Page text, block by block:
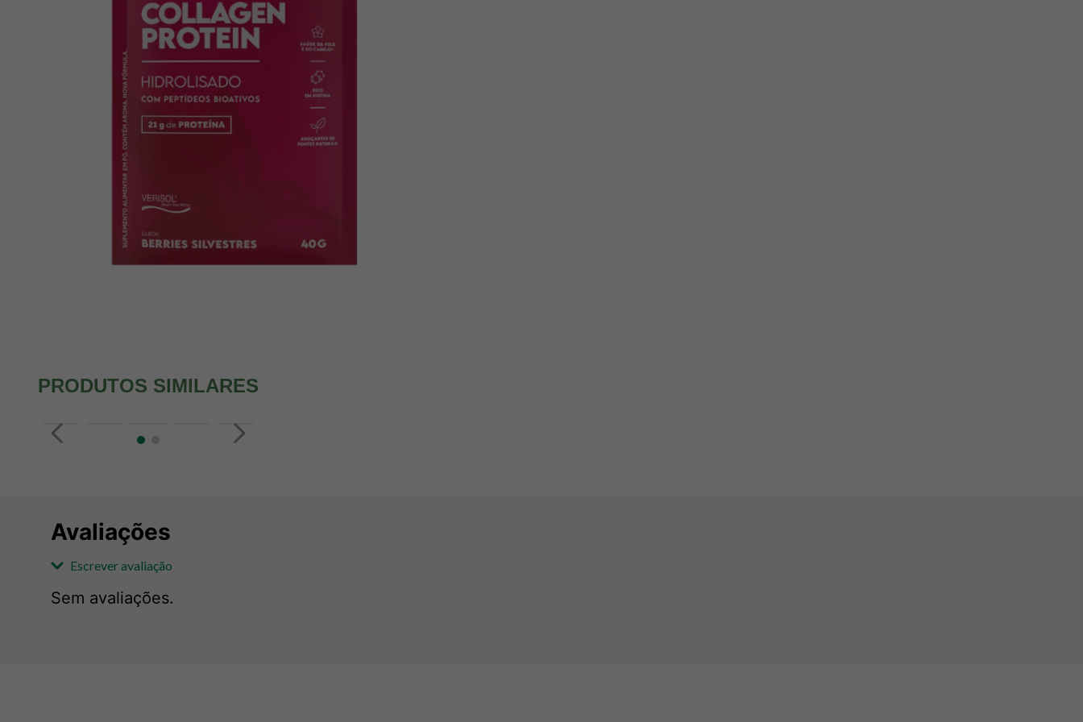
PRODUTOS SIMILARES
Avaliações
Escrever avaliação
Sem avaliações.
10º creatina mundo verde